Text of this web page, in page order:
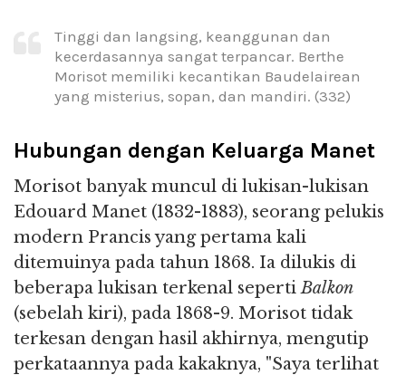
Tinggi dan langsing, keanggunan dan
kecerdasannya sangat terpancar. Berthe
Morisot memiliki kecantikan Baudelairean
yang misterius, sopan, dan mandiri. (332)
Hubungan dengan Keluarga Manet
Morisot banyak muncul di lukisan-lukisan
Edouard Manet (1832-1883), seorang pelukis
modern Prancis yang pertama kali
ditemuinya pada tahun 1868. Ia dilukis di
beberapa lukisan terkenal sepertiBalkon
(sebelah kiri), pada 1868-9. Morisot tidak
terkesan dengan hasil akhirnya, mengutip
perkataannya pada kakaknya, "Saya terlihat